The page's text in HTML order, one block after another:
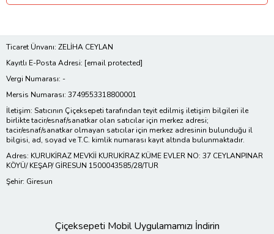
Ticaret Ünvanı: ZELİHA CEYLAN
Kayıtlı E-Posta Adresi: [email protected]
Vergi Numarası: -
Mersis Numarası: 3749553318800001
İletişim: Satıcının Çiçeksepeti tarafından teyit edilmiş iletişim bilgileri ile
birlikte tacir/esnaf/sanatkar olan satıcılar için merkez adresi;
tacir/esnaf/sanatkar olmayan satıcılar için merkez adresinin bulunduğu il
bilgisi, ad, soyad ve T.C. kimlik numarası kayıt altında bulunmaktadır.
Adres: KURUKİRAZ MEVKİİ KURUKİRAZ KÜME EVLER NO: 37 CEYLANPINAR
KÖYÜ/ KEŞAP/ GİRESUN 1500043585/28/TUR
Şehir: Giresun
Çiçeksepeti Mobil Uygulamamızı İndirin